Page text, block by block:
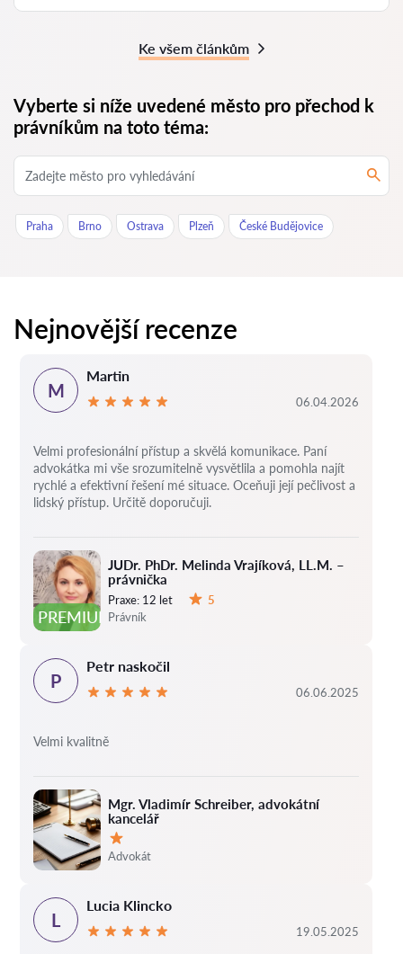
Ke všem článkům
Vyberte si níže uvedené město pro přechod k
právníkům na toto téma:
Praha Brno Ostrava Plzeň České Budějovice
Nejnovější recenze
PREMIUM
JUDr. PhDr. Melinda Vrajíková, LL.M. –
právnička
Praxe: 12 let
5
Právník
M
Martin
06.04.2026
Velmi profesionální přístup a skvělá komunikace. Paní
advokátka mi vše srozumitelně vysvětlila a pomohla najít
rychlé a efektivní řešení mé situace. Oceňuji její pečlivost a
lidský přístup. Určitě doporučuji.
Mgr. Vladimír Schreiber, advokátní
kancelář
Hodnocení:
Advokát
P
Petr naskočil
06.06.2025
Velmi kvalitně
L
Lucia Klincko
19.05.2025